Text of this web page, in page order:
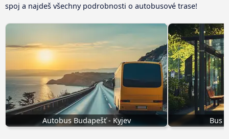
spoj a najdeš všechny podrobnosti o autobusové trase!
Autobus Budapešť - Kyjev Bus